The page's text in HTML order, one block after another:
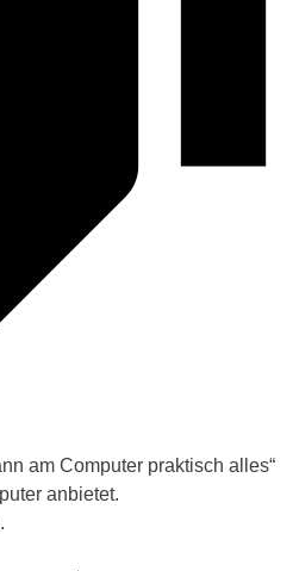
am Computer praktisch alles“
anbietet.